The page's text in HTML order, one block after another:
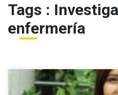
Tags :
enfermería